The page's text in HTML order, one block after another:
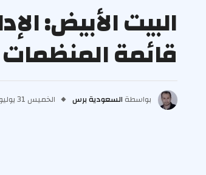
البيت الأبيض:
قائمة المنظمات
بواسطة السعودية برس الخميس 31 يوليو 5:54 م